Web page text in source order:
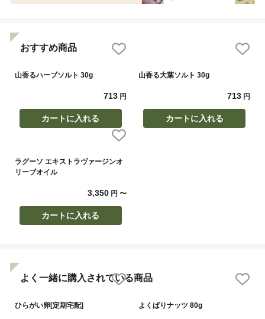
おすすめ商品
山香るハーブソルト 30g
713円
カートに入れる
山香る大葉ソルト 30g
713 円
カートに入れる
ラグーソ エキストラヴァージンオ
リーブオイル
3,350円 〜
カートに入れる
よく一緒に購入されている商品
ひらがい卵[定期宅配] よくばりナッツ 80g